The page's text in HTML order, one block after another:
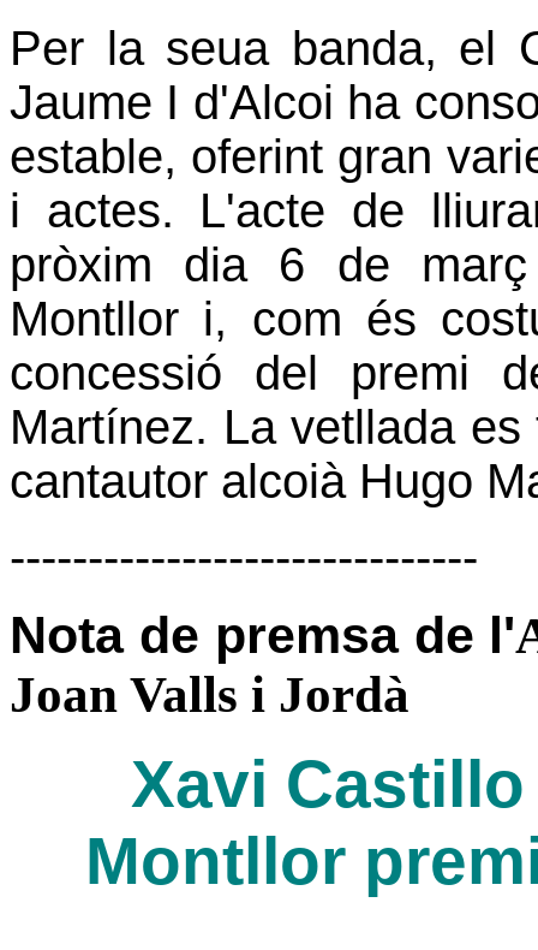
Per la seua banda, el
Jaume I d'Alcoi ha
estable, oferint gran
i actes. L'acte de
pròxim dia 6 de
Montllor i, com és
concessió del premi
Martínez. La vetllada
cantautor alcoià Hugo
------------------------------
Nota de premsa de l'
Joan Valls i Jordà
Xavi
Montllor